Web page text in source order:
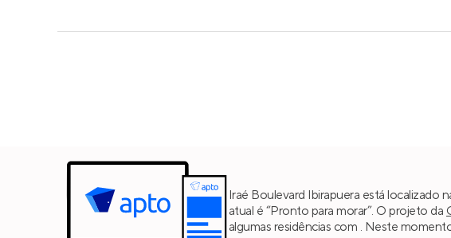
Iraé Boulevard Ibirapuera está localizado
atual é “Pronto para morar”. O projeto da
algumas residências com . Neste